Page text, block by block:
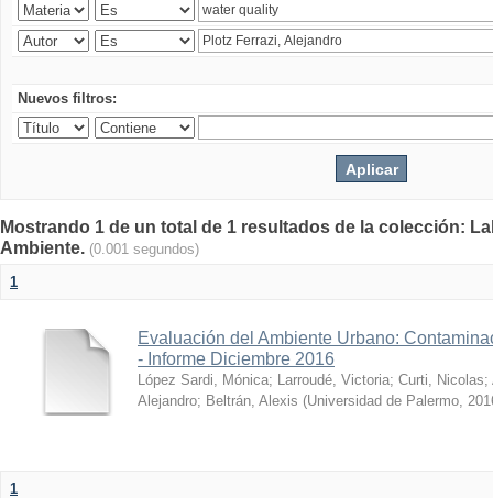
Nuevos filtros:
Mostrando 1 de un total de 1 resultados de la colección:
Ambiente. (0.001 segundos)
1
Evaluación del Ambiente Urbano:
- Informe Diciembre 2016
López Sardi, Mónica; Larroudé, Victoria; Curti, Nicolas;
Alejandro; Beltrán, Alexis (Universidad de Palermo,
1